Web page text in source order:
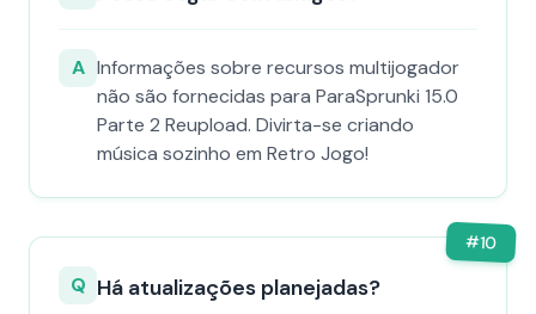
A Informações sobre recursos multijogador
não são fornecidas para ParaSprunki 15.0
Parte 2 Reupload. Divirta-se criando
música sozinho em Retro Jogo!
#10
Q Há atualizações planejadas?